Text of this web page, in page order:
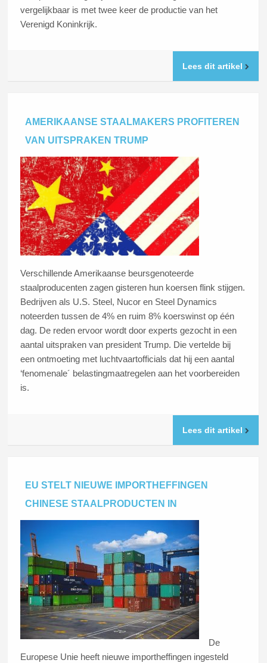
vergelijkbaar is met twee keer de productie van het
Verenigd Koninkrijk.
Lees dit artikel
AMERIKAANSE STAALMAKERS PROFITEREN
VAN UITSPRAKEN TRUMP
Verschillende Amerikaanse beursgenoteerde
staalproducenten zagen gisteren hun koersen flink stijgen.
Bedrijven als U.S. Steel, Nucor en Steel Dynamics
noteerden tussen de 4% en ruim 8% koerswinst op één
dag. De reden ervoor wordt door experts gezocht in een
aantal uitspraken van president Trump. Die vertelde bij
een ontmoeting met luchtvaartofficials dat hij een aantal
‘fenomenale´ belastingmaatregelen aan het voorbereiden
is.
Lees dit artikel
EU STELT NIEUWE IMPORTHEFFINGEN
CHINESE STAALPRODUCTEN IN
De
Europese Unie heeft nieuwe importheffingen ingesteld